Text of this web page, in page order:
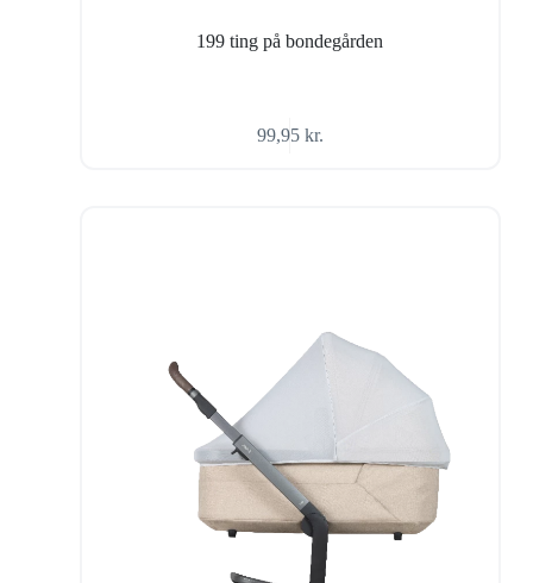
199 ting på bondegården
99,95 kr.